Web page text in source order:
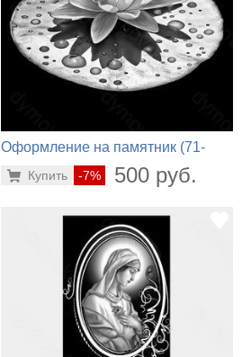
Оформление на памятник (71-
-7% 500 руб.
Купить